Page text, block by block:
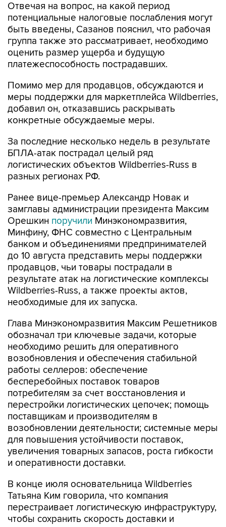
Отвечая на вопрос, на какой период
потенциальные налоговые послабления могут
быть введены, Сазанов пояснил, что рабочая
группа также это рассматривает, необходимо
оценить размер ущерба и будущую
платежеспособность пострадавших.
Помимо мер для продавцов, обсуждаются и
меры поддержки для маркетплейса Wildberries,
добавил он, отказавшись раскрывать
конкретные обсуждаемые меры.
За последние несколько недель в результате
БПЛА-атак пострадал целый ряд
логистических объектов Wildberries-Russ в
разных регионах РФ.
Ранее вице-премьер Александр Новак и
замглавы администрации президента Максим
Орешкин поручили Минэкономразвития,
Минфину, ФНС совместно с Центральным
банком и объединениями предпринимателей
до 10 августа представить меры поддержки
продавцов, чьи товары пострадали в
результате атак на логистические комплексы
Wildberries-Russ, а также проекты актов,
необходимые для их запуска.
Глава Минэкономразвития Максим Решетников
обозначал три ключевые задачи, которые
необходимо решить для оперативного
возобновления и обеспечения стабильной
работы селлеров: обеспечение
бесперебойных поставок товаров
потребителям за счет восстановления и
перестройки логистических цепочек; помощь
поставщикам и производителям в
возобновлении деятельности; системные меры
для повышения устойчивости поставок,
увеличения товарных запасов, роста гибкости
и оперативности доставки.
В конце июля основательница Wildberries
Татьяна Ким говорила, что компания
перестраивает логистическую инфраструктуру,
чтобы сохранить скорость доставки и